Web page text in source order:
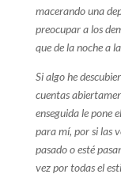
macerando una
preocupar a los
que de la noche a
Si algo he
cuentas
enseguida le pone
para mí, por si las
pasado o esté
vez por todas el